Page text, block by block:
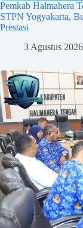
Pemkab Halmahera
STPN Yogyakarta,
Prestasi
3 Agustus 2026